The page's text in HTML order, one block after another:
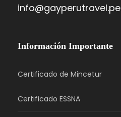
info@gayperutravel.pe
Información Importante
Certificado de Mincetur
Certificado ESSNA